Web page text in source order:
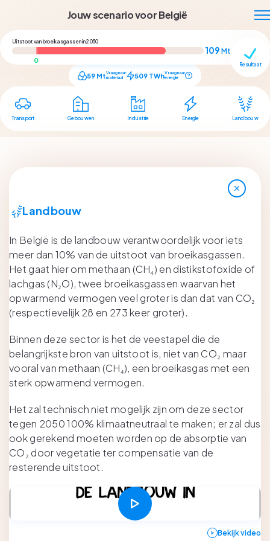
Jouw scenario voor België
Uitstoot van broeikasgassen in 2050
109 Mt CO₂ eq
59 MtVraag naar
materiaal
509 TWhVraag naar
energie
Resultaat
Transport Gebouwen Industrie Energie Landbouw
Landbouw
In België is de landbouw verantwoordelijk voor iets
meer dan 10% van de uitstoot van broeikasgassen.
Het gaat hier om methaan (CH₄) en distikstofoxide of
lachgas (N₂O), twee broeikasgassen waarvan het
opwarmend vermogen veel groter is dan dat van CO₂
(respectievelijk 28 en 273 keer groter).
Binnen deze sector is het de veestapel die de
belangrijkste bron van uitstoot is, niet van CO₂ maar
vooral van methaan (CH₄), een broeikasgas met een
sterk opwarmend vermogen.
Het zal technisch niet mogelijk zijn om deze sector
tegen 2050 100% klimaatneutraal te maken; er zal dus
ook gerekend moeten worden op de absorptie van
CO₂ door vegetatie ter compensatie van de
resterende uitstoot.
Bekijk video